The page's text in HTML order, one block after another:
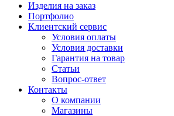
Изделия на заказ
Портфолио
Клиентский сервис
Условия оплаты
Условия доставки
Гарантия на товар
Статьи
Вопрос-ответ
Контакты
О компании
Магазины